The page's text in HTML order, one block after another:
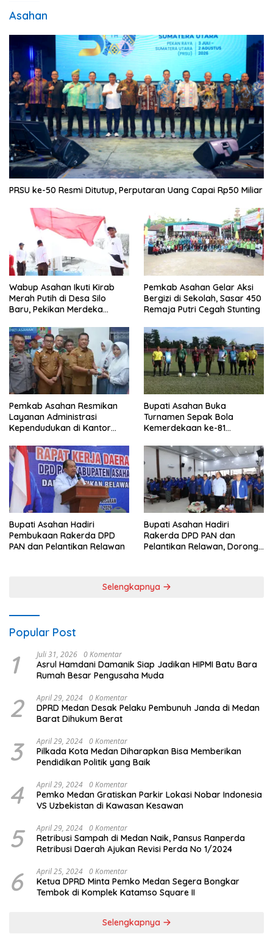
Asahan
PRSU ke-50 Resmi Ditutup, Perputaran Uang Capai Rp50 Miliar
Wabup Asahan Ikuti Kirab
Merah Putih di Desa Silo
Baru, Pekikan Merdeka
Pemkab Asahan Gelar Aksi
Bergizi di Sekolah, Sasar 450
Remaja Putri Cegah Stunting
Pemkab Asahan Resmikan
Layanan Administrasi
Kependudukan di Kantor
Bupati Asahan Buka
Turnamen Sepak Bola
Kemerdekaan ke-81
0208/Asahan
Bupati Asahan Hadiri
Pembukaan Rakerda DPD
PAN dan Pelantikan Relawan
Bupati Asahan Hadiri
Rakerda DPD PAN dan
Pelantikan Relawan, Dorong
Selengkapnya
Popular Post
1 Juli 31, 2026 0 Komentar
Asrul Hamdani Damanik Siap Jadikan HIPMI Batu Bara
Rumah Besar Pengusaha Muda
2 April 29, 2024 0 Komentar
DPRD Medan Desak Pelaku Pembunuh Janda di Medan
Barat Dihukum Berat
3 April 29, 2024 0 Komentar
Pilkada Kota Medan Diharapkan Bisa Memberikan
Pendidikan Politik yang Baik
4 April 29, 2024 0 Komentar
Pemko Medan Gratiskan Parkir Lokasi Nobar Indonesia
VS Uzbekistan di Kawasan Kesawan
5 April 29, 2024 0 Komentar
Retribusi Sampah di Medan Naik, Pansus Ranperda
Retribusi Daerah Ajukan Revisi Perda No 1/2024
6 April 25, 2024 0 Komentar
Ketua DPRD Minta Pemko Medan Segera Bongkar
Tembok di Komplek Katamso Square II
Selengkapnya